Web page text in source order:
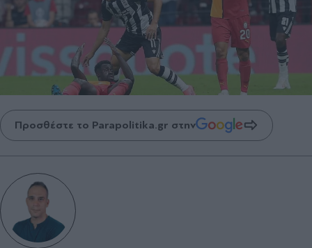
Προσθέστε το Parapolitika.gr στην